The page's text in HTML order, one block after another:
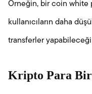
Örneğin, bir coin white
kullanıcıların daha
transferler yapabileceği
Kripto Para